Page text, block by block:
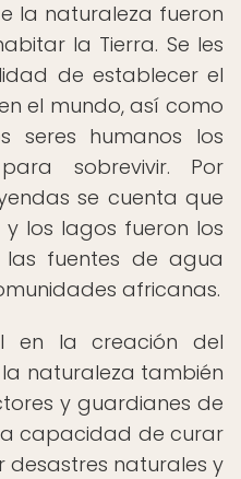
la naturaleza fueron
la Tierra. Se les
de establecer el
el mundo, así como
seres humanos los
sobrevivir. Por
se cuenta que
los lagos fueron los
fuentes de agua
africanas.
en la creación del
naturaleza también
y guardianes de
capacidad de curar
desastres naturales y